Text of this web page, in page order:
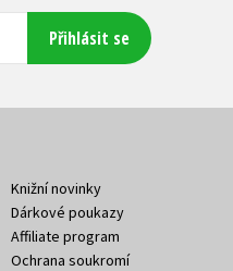
Přihlásit se
Knižní novinky
Dárkové poukazy
Affiliate program
Ochrana soukromí